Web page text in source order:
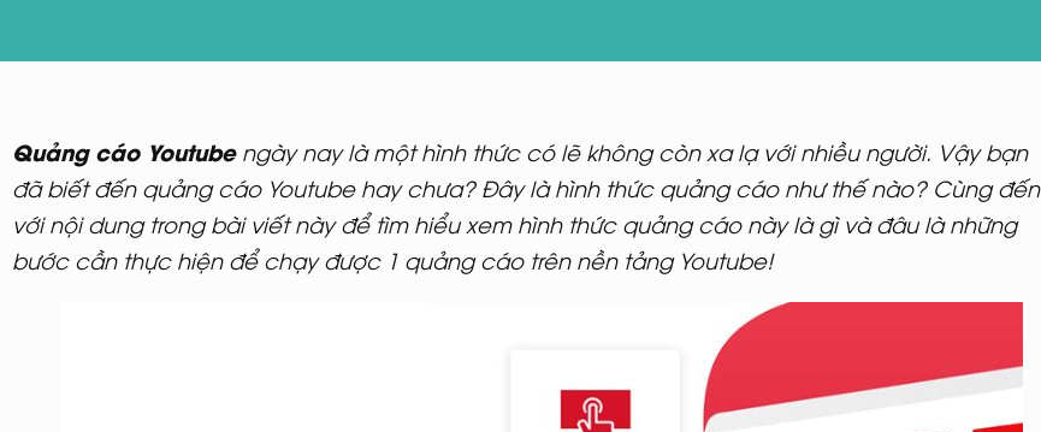
Quảng cáo Youtubengày nay là một hình thức có lẽ không còn xa lạ với nhiều người. Vậy bạn
đã biết đến quảng cáo Youtube hay chưa? Đây là hình thức quảng cáo như thế nào? Cùng đến
với nội dung trong bài viết này để tìm hiểu xem hình thức quảng cáo này là gì và đâu là những
bước cần thực hiện để chạy được 1 quảng cáo trên nền tảng Youtube!